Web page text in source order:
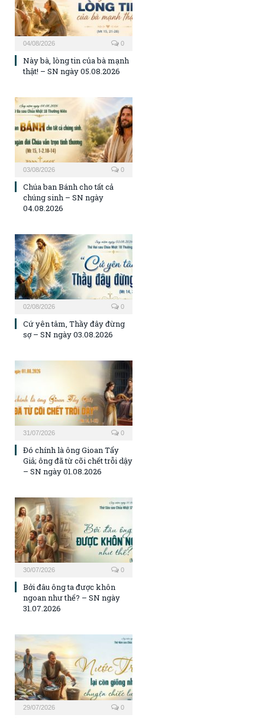
04/08/2026 0
Này bà, lòng tin của bà mạnh
thật! – SN ngày 05.08.2026
03/08/2026 0
Chúa ban Bánh cho tất cả
chúng sinh – SN ngày
04.08.2026
02/08/2026 0
Cứ yên tâm, Thầy đây đừng
sợ – SN ngày 03.08.2026
31/07/2026 0
Đó chính là ông Gioan Tẩy
Giả; ông đã từ cõi chết trỗi dậy
– SN ngày 01.08.2026
30/07/2026 0
Bởi đâu ông ta được khôn
ngoan như thế? – SN ngày
31.07.2026
29/07/2026 0